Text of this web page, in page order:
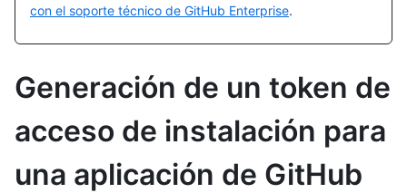
con el soporte técnico de GitHub Enterprise.
Generación de un token de
acceso de instalación para
una aplicación de GitHub